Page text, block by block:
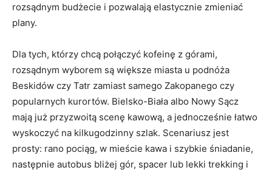
rozsądnym budżecie i pozwalają elastycznie zmieniać
plany.
Dla tych, którzy chcą połączyć kofeinę z górami,
rozsądnym wyborem są większe miasta u podnóża
Beskidów czy Tatr zamiast samego Zakopanego czy
popularnych kurortów. Bielsko-Biała albo Nowy Sącz
mają już przyzwoitą scenę kawową, a jednocześnie łatwo
wyskoczyć na kilkugodzinny szlak. Scenariusz jest
prosty: rano pociąg, w mieście kawa i szybkie śniadanie,
następnie autobus bliżej gór, spacer lub lekki trekking i